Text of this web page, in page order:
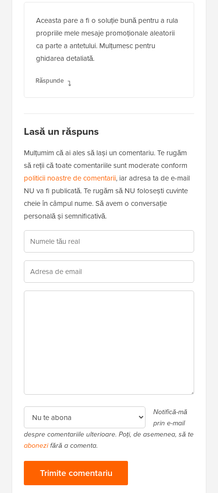
Aceasta pare a fi o soluție bună pentru a rula
propriile mele mesaje promoționale aleatorii
ca parte a antetului. Mulțumesc pentru
ghidarea detaliată.
Răspunde
Lasă un răspuns
Mulțumim că ai ales să lași un comentariu. Te rugăm
să reții că toate comentariile sunt moderate conform
politicii noastre de comentarii, iar adresa ta de e-mail
NU va fi publicată. Te rugăm să NU folosești cuvinte
cheie în câmpul nume. Să avem o conversație
personală și semnificativă.
Notifică-mă
prin e-mail
despre comentariile ulterioare. Poți, de asemenea, să te
abonezifără a comenta.